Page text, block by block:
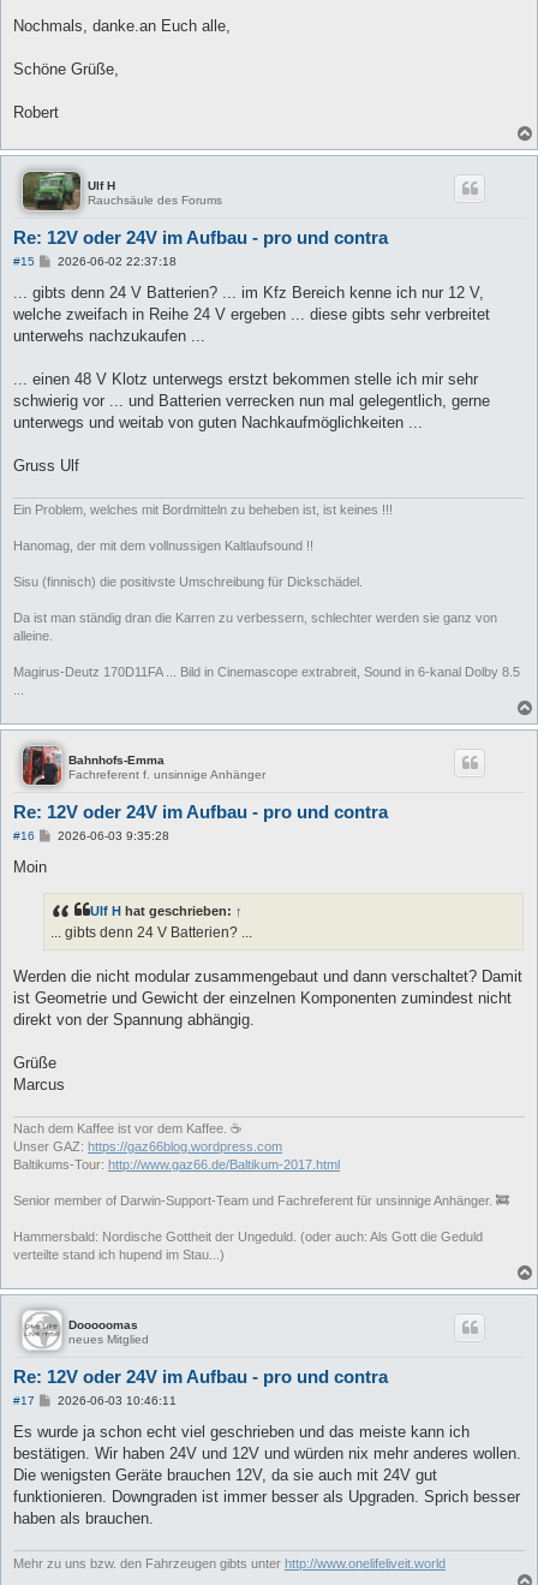
Nochmals, danke.an Euch alle,
Schöne Grüße,
Robert
Ulf H
Rauchsäule des Forums
Re: 12V oder 24V im Aufbau - pro und contra
#15
B
i
r
a
2026-06-02 22:37:18
... gibts denn 24 V Batterien? ... im Kfz Bereich kenne ich nur 12 V,
welche zweifach in Reihe 24 V ergeben ... diese gibts sehr verbreitet
unterwehs nachzukaufen ...
... einen 48 V Klotz unterwegs erstzt bekommen stelle ich mir sehr
schwierig vor ... und Batterien verrecken nun mal gelegentlich, gerne
unterwegs und weitab von guten Nachkaufmöglichkeiten ...
Gruss Ulf
Ein Problem, welches mit Bordmitteln zu beheben ist, ist keines !!!
Hanomag, der mit dem vollnussigen Kaltlaufsound !!
Sisu (finnisch) die positivste Umschreibung für Dickschädel.
Da ist man ständig dran die Karren zu verbessern, schlechter werden sie ganz von
alleine.
Magirus-Deutz 170D11FA ... Bild in Cinemascope extrabreit, Sound in 6-kanal Dolby 8.5
...
Bahnhofs-Emma
Fachreferent f. unsinnige Anhänger
Re: 12V oder 24V im Aufbau - pro und contra
#16
B
r
a
g
2026-06-03 9:35:28
Moin
Ulf H hat geschrieben: ↑
... gibts denn 24 V Batterien? ...
Werden die nicht modular zusammengebaut und dann verschaltet? Damit
ist Geometrie und Gewicht der einzelnen Komponenten zumindest nicht
direkt von der Spannung abhängig.
Grüße
Marcus
Nach dem Kaffee ist vor dem Kaffee. ☕
Unser GAZ: https://gaz66blog.wordpress.com
Baltikums-Tour: http://www.gaz66.de/Baltikum-2017.html
Senior member of Darwin-Support-Team und Fachreferent für unsinnige Anhänger. 🚒
Hammersbald: Nordische Gottheit der Ungeduld. (oder auch: Als Gott die Geduld
verteilte stand ich hupend im Stau...)
Dooooomas
neues Mitglied
Re: 12V oder 24V im Aufbau - pro und contra
#17
B
i
r
a
2026-06-03 10:46:11
Es wurde ja schon echt viel geschrieben und das meiste kann ich
bestätigen. Wir haben 24V und 12V und würden nix mehr anderes wollen.
Die wenigsten Geräte brauchen 12V, da sie auch mit 24V gut
funktionieren. Downgraden ist immer besser als Upgraden. Sprich besser
haben als brauchen.
Mehr zu uns bzw. den Fahrzeugen gibts unter http://www.onelifeliveit.world